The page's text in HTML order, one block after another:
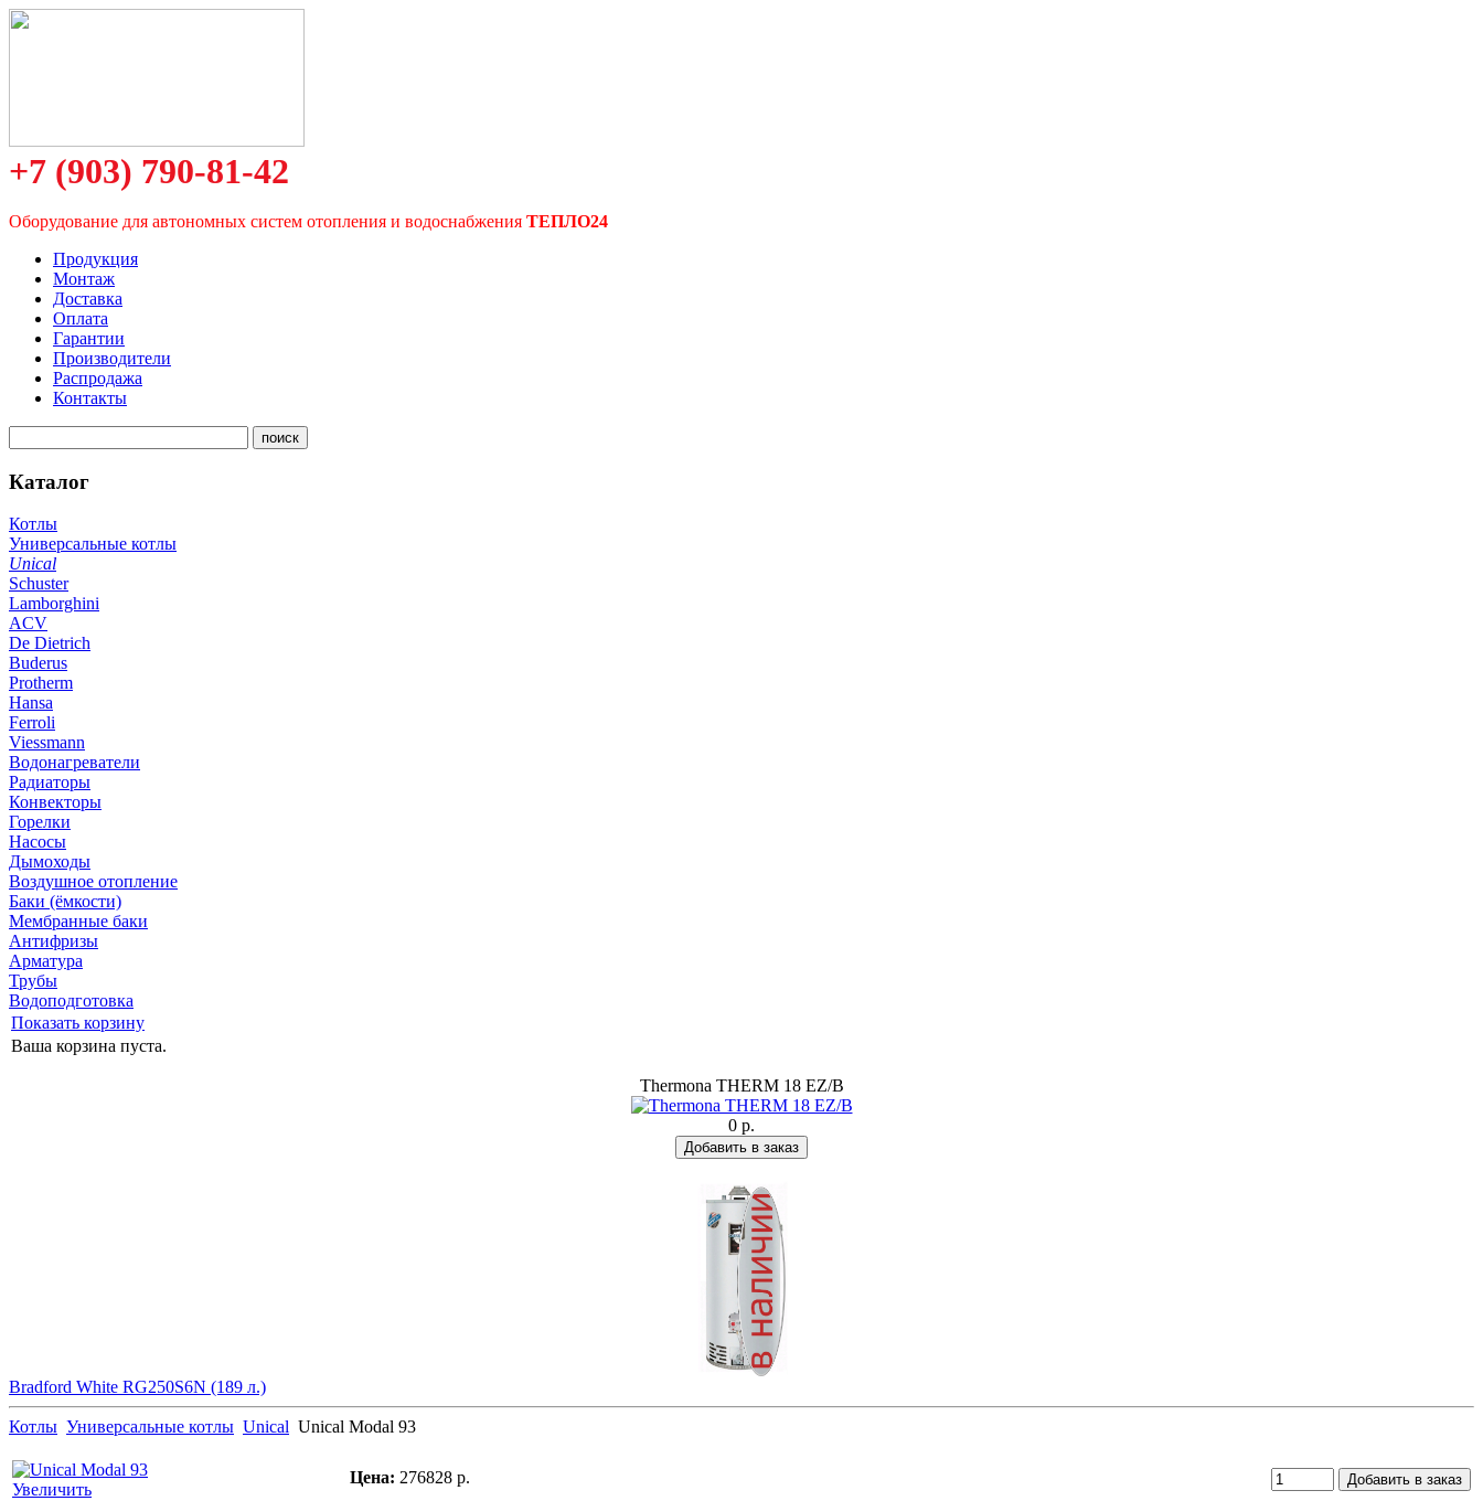
+7 (903) 790-81-42
Оборудование для автономных систем отопления и водоснабжения ТЕПЛО24
Продукция
Монтаж
Доставка
Оплата
Гарантии
Производители
Распродажа
Контакты
Каталог
Котлы
Универсальные котлы
Unical
Schuster
Lamborghini
ACV
De Dietrich
Buderus
Protherm
Hansa
Ferroli
Viessmann
Водонагреватели
Радиаторы
Конвекторы
Горелки
Насосы
Дымоходы
Воздушное отопление
Баки (ёмкости)
Мембранные баки
Антифризы
Арматура
Трубы
Водоподготовка
Показать корзину
Ваша корзина пуста.
Thermona THERM 18 EZ/B
0 р.
Bradford White RG250S6N (189 л.)
Котлы Универсальные котлы Unical Unical Modal 93
Увеличить
Цена: 276828 р.